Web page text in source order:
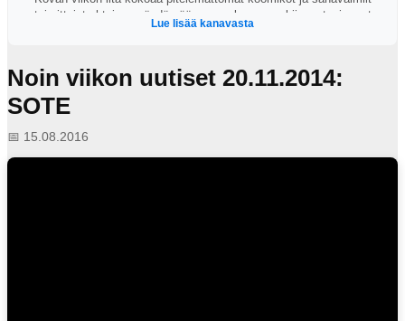
toimittajat yhteisen pöydän ääreen perkaamaan kiinnostavimmat
ajankohtaiset puheenaiheet. https://areena.yle.fi/1-64828919?
Lue lisää kanavasta
Noin viikon uutiset 20.11.2014:
SOTE
📅 15.08.2016